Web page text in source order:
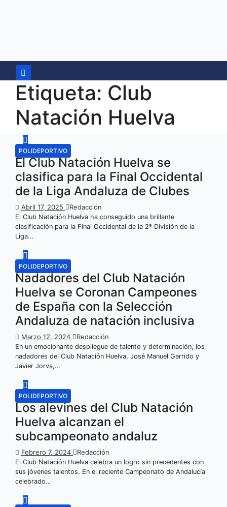
Etiqueta: Club
Natación Huelva
POLIDEPORTIVO
El Club Natación Huelva se
clasifica para la Final Occidental
de la Liga Andaluza de Clubes
Abril 17, 2025 Redacción
El Club Natación Huelva ha conseguido una brillante
clasificación para la Final Occidental de la 2ª División de la
Liga…
POLIDEPORTIVO
Nadadores del Club Natación
Huelva se Coronan Campeones
de España con la Selección
Andaluza de natación inclusiva
Marzo 12, 2024 Redacción
En un emocionante despliegue de talento y determinación, los
nadadores del Club Natación Huelva, José Manuel Garrido y
Javier Jorva,…
POLIDEPORTIVO
Los alevines del Club Natación
Huelva alcanzan el
subcampeonato andaluz
Febrero 7, 2024 Redacción
El Club Natación Huelva celebra un logro sin precedentes con
sus jóvenes talentos. En el reciente Campeonato de Andalucía
celebrado…